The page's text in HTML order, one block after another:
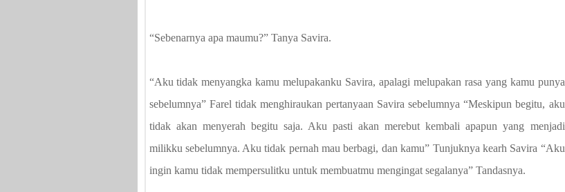
“Sebenarnya apa maumu?” Tanya Savira.
“Aku tidak menyangka kamu melupakanku Savira, apalagi melupakan rasa yang kamu punya
sebelumnya” Farel tidak menghiraukan pertanyaan Savira sebelumnya “Meskipun begitu, aku
tidak akan menyerah begitu saja. Aku pasti akan merebut kembali apapun yang menjadi
milikku sebelumnya. Aku tidak pernah mau berbagi, dan kamu” Tunjuknya kearh Savira “Aku
ingin kamu tidak mempersulitku untuk membuatmu mengingat segalanya” Tandasnya.